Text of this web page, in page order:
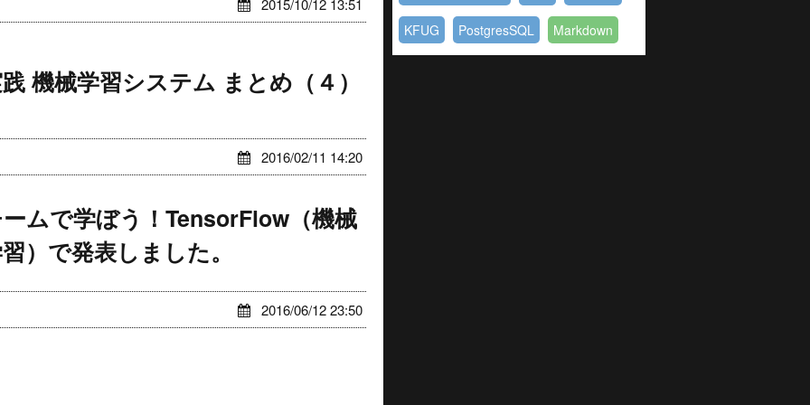
機械学習システム まとめ（４）
2016/02/11 14:20
ムで学ぼう！TensorFlow（機械
）で発表しました。
2016/06/12 23:50
KFUG PostgresSQL Markdown